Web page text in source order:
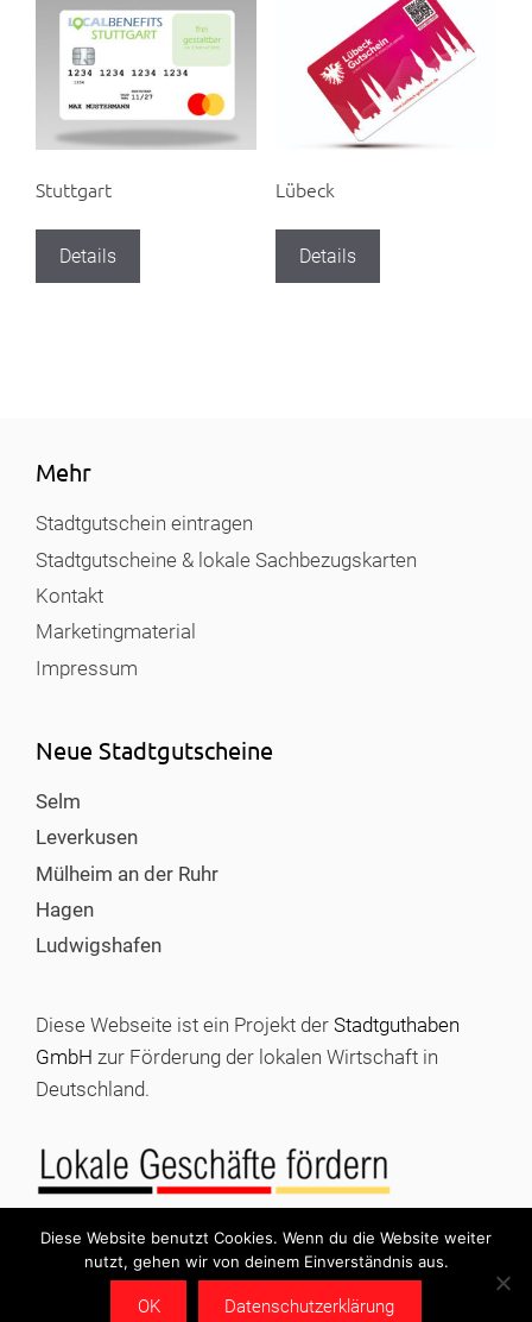
Stuttgart
Details
Lübeck
Details
Mehr
Stadtgutschein eintragen
Stadtgutscheine & lokale Sachbezugskarten
Kontakt
Marketingmaterial
Impressum
Neue Stadtgutscheine
Selm
Leverkusen
Mülheim an der Ruhr
Hagen
Ludwigshafen
Diese Webseite ist ein Projekt der Stadtguthaben
GmbH zur Förderung der lokalen Wirtschaft in
Deutschland.
© 2026 Stadtgutschein kaufen |Impressum|Datenschutz
Stadtguthaben GmbH
Diese Website benutzt Cookies. Wenn du die Website weiter
nutzt, gehen wir von deinem Einverständnis aus.
OK Datenschutzerklärung